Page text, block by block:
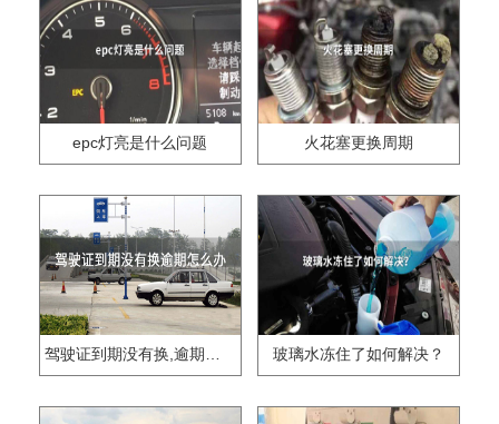
epc灯亮是什么问题 火花塞更换周期
驾驶证到期没有换,逾期怎么办?? 玻璃水冻住了如何解决？